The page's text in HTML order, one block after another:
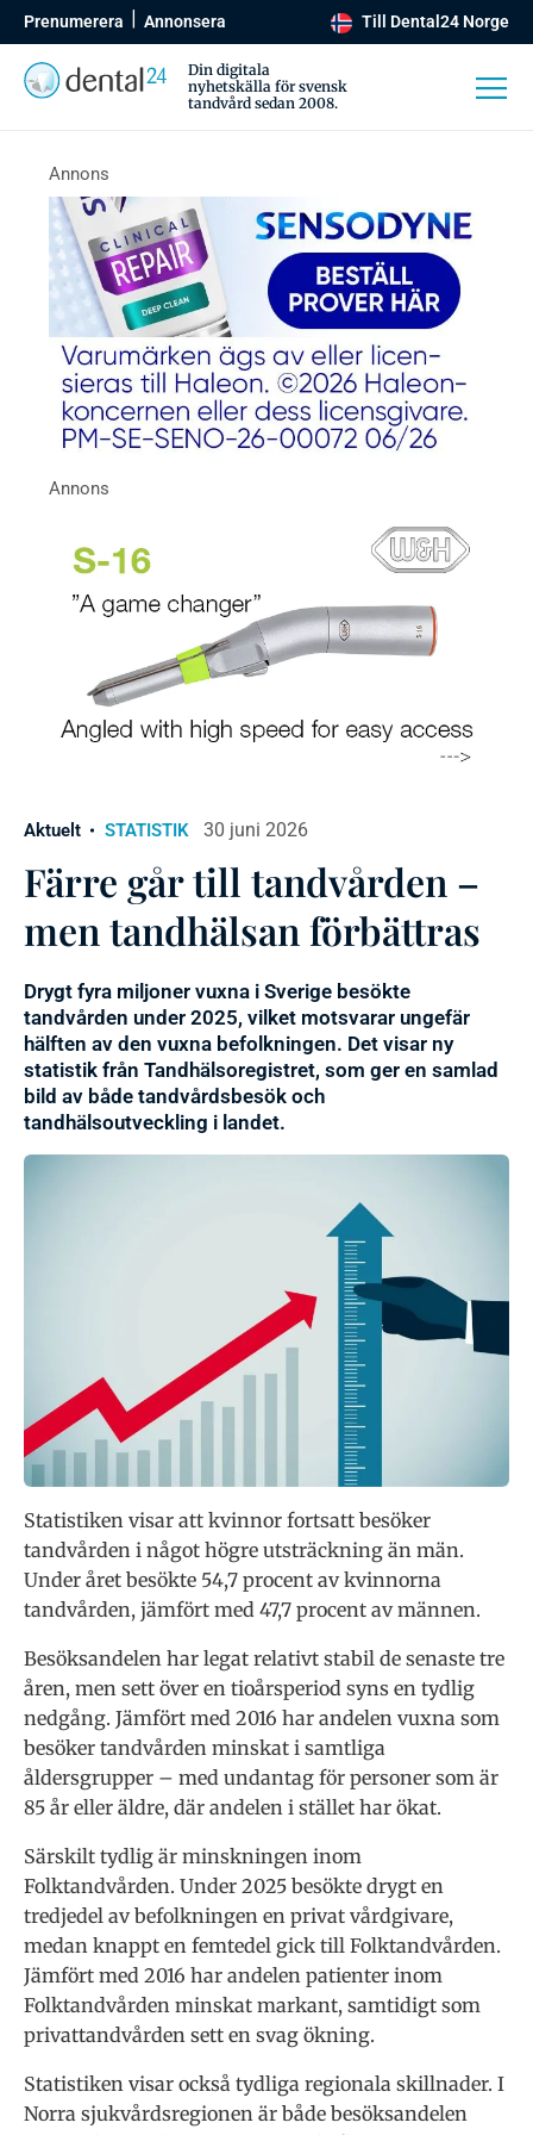
Prenumerera Annonsera Till Dental24 Norge
Din digitala
nyhetskälla för svensk
tandvård sedan 2008.
Aktuelt STATISTIK 30 juni 2026
Färre går till tandvården –
men tandhälsan förbättras
Drygt fyra miljoner vuxna i Sverige besökte
tandvården under 2025, vilket motsvarar ungefär
hälften av den vuxna befolkningen. Det visar ny
statistik från Tandhälsoregistret, som ger en samlad
bild av både tandvårdsbesök och
tandhälsoutveckling i landet.
Statistiken visar att kvinnor fortsatt besöker
tandvården i något högre utsträckning än män.
Under året besökte 54,7 procent av kvinnorna
tandvården, jämfört med 47,7 procent av männen.
Besöksandelen har legat relativt stabil de senaste tre
åren, men sett över en tioårsperiod syns en tydlig
nedgång. Jämfört med 2016 har andelen vuxna som
besöker tandvården minskat i samtliga
åldersgrupper – med undantag för personer som är
85 år eller äldre, där andelen i stället har ökat.
Särskilt tydlig är minskningen inom
Folktandvården. Under 2025 besökte drygt en
tredjedel av befolkningen en privat vårdgivare,
medan knappt en femtedel gick till Folktandvården.
Jämfört med 2016 har andelen patienter inom
Folktandvården minskat markant, samtidigt som
privattandvården sett en svag ökning.
Statistiken visar också tydliga regionala skillnader. I
Norra sjukvårdsregionen är både besöksandelen